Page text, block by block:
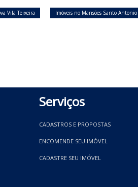
Vila Teixeira Imóveis no Mansões Santo Antonio
Serviços
CADASTROS E PROPOSTAS
ENCOMENDE SEU IMÓVEL
CADASTRE SEU IMÓVEL